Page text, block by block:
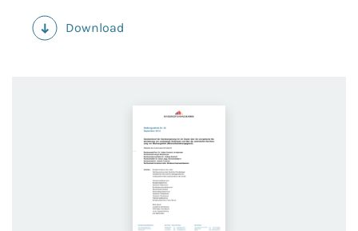
Download
(PDF)